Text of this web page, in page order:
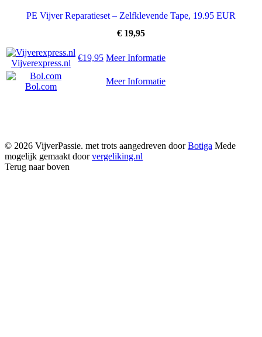
PE Vijver Reparatieset – Zelfklevende Tape, 19.95 EUR
€ 19,95
Vijverexpress.nl
€19,95 Meer Informatie
Bol.com
Meer Informatie
© 2026 VijverPassie. met trots aangedreven doorBotiga Mede
mogelijk gemaakt doorvergeliking.nl
Terug naar boven